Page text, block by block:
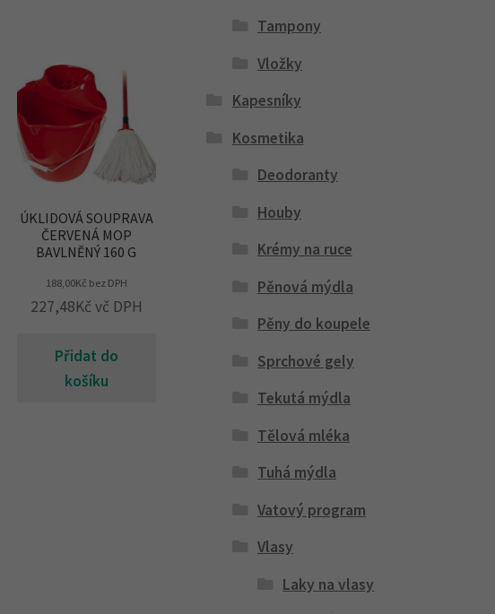
ÚKLIDOVÁ SOUPRAVA
ČERVENÁ MOP
BAVLNĚNÝ 160 G
188,00Kč bez DPH
227,48Kč vč DPH
Přidat do
košíku
Tampony
Vložky
Kapesníky
Kosmetika
Deodoranty
Houby
Krémy na ruce
Pěnová mýdla
Pěny do koupele
Sprchové gely
Tekutá mýdla
Tělová mléka
Tuhá mýdla
Vatový program
Vlasy
Laky na vlasy